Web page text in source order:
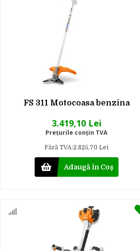
FS 311 Motocoasa benzina
3.419,10 Lei
Preţurile conţin TVA
Fără TVA:2.825,70 Lei
Adaugă în Coş